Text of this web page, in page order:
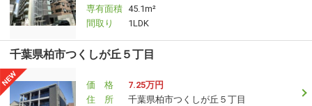
専有面積 45.1m²
間取り
1LDK
千葉県柏市つくしが丘５丁目
価 格
7.25万円
住 所
千葉県柏市つくしが丘５丁目